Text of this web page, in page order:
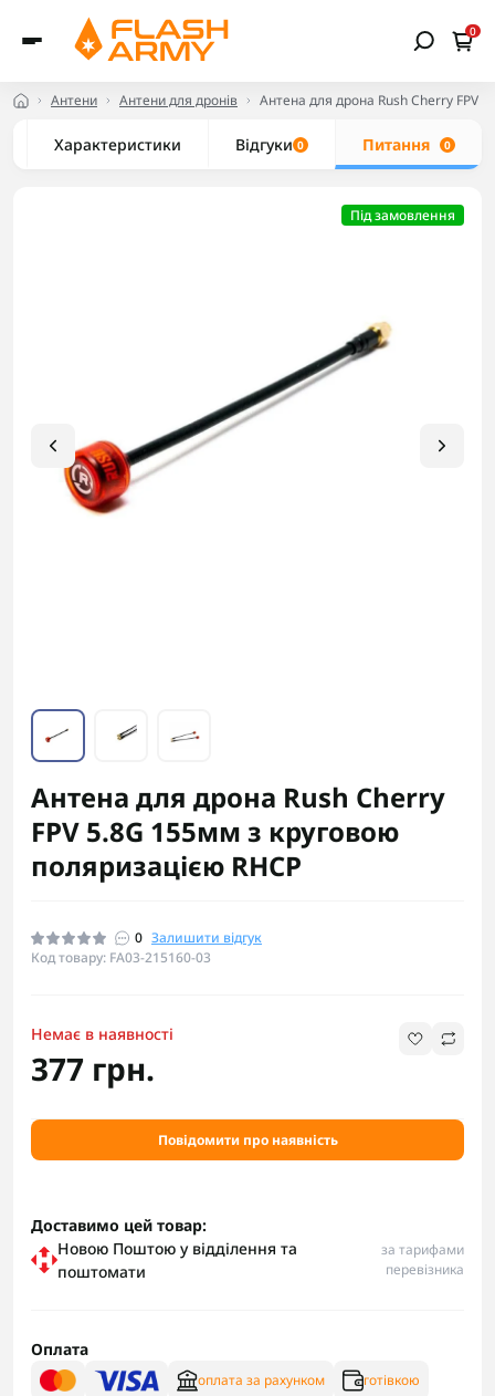
0
Антени Антени для дронів Антена для дрона Rush Cherry FPV
Характеристики Відгуки 0 Питання 0
Під замовлення
Антена для дрона Rush Cherry
FPV 5.8G 155мм з круговою
поляризацією RHCP
0 Залишити відгук
Код товару: FA03-215160-03
Немає в наявності
377 грн.
Повідомити про наявність
Доставимо цей товар:
Новою Поштою у відділення та
поштомати
за тарифами
перевізника
Оплата
оплата за рахунком готівкою